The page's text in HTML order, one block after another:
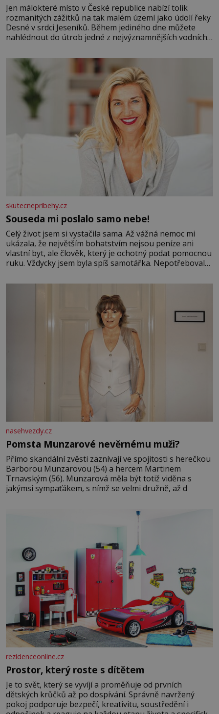
Jen málokteré místo v České republice nabízí tolik
rozmanitých zážitků na tak malém území jako údolí řeky
Desné v srdci Jeseníků. Během jediného dne můžete
nahlédnout do útrob jedné z nejvýznamnějších vodních
se na koloběžce a den zakončit poznáváním památek ve
Velkých Losinách nebo v termálním
skutecnepribehy.cz
Souseda mi poslalo samo nebe!
Celý život jsem si vystačila sama. Až vážná nemoc mi
ukázala, že největším bohatstvím nejsou peníze ani
vlastní byt, ale člověk, který je ochotný podat pomocnou
ruku. Vždycky jsem byla spíš samotářka. Nepotřebovala
mi knihy, práce a hlavně klid. Hned po studiích jsem
nasehvezdy.cz
Pomsta Munzarové nevěrnému muži?
Přímo skandální zvěsti zaznívají ve spojitosti s herečkou
Barborou Munzarovou (54) a hercem Martinem
Trnavským (56). Munzarová měla být totiž viděna s
jakýmsi sympaťákem, s nímž se velmi družně, až d
rezidenceonline.cz
Prostor, který roste s dítětem
Je to svět, který se vyvíjí a proměňuje od prvních
dětských krůčků až po dospívání. Správně navržený
pokoj podporuje bezpečí, kreativitu, soustředění i